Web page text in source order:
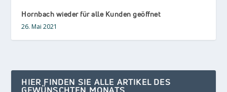
Hornbach wieder für alle Kunden geöffnet
26. Mai 2021
HIER FINDEN SIE ALLE ARTIKEL DES